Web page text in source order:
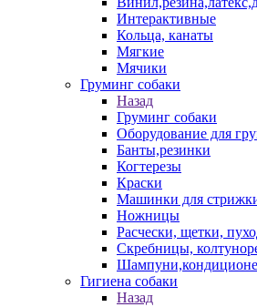
Интерактивные
Кольца, канаты
Мягкие
Мячики
Груминг собаки
Назад
Груминг собаки
Оборудование для
Банты,резинки
Когтерезы
Краски
Машинки для
Ножницы
Расчески, щетки,
Скребницы,
Гигиена собаки
Назад